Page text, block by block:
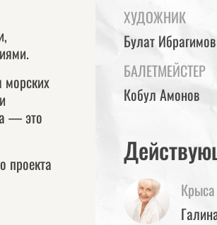
— это
проекта
ХУДОЖНИК
Булат Ибрагимов
БАЛЕТМЕЙСТЕР
Кобул Амонов